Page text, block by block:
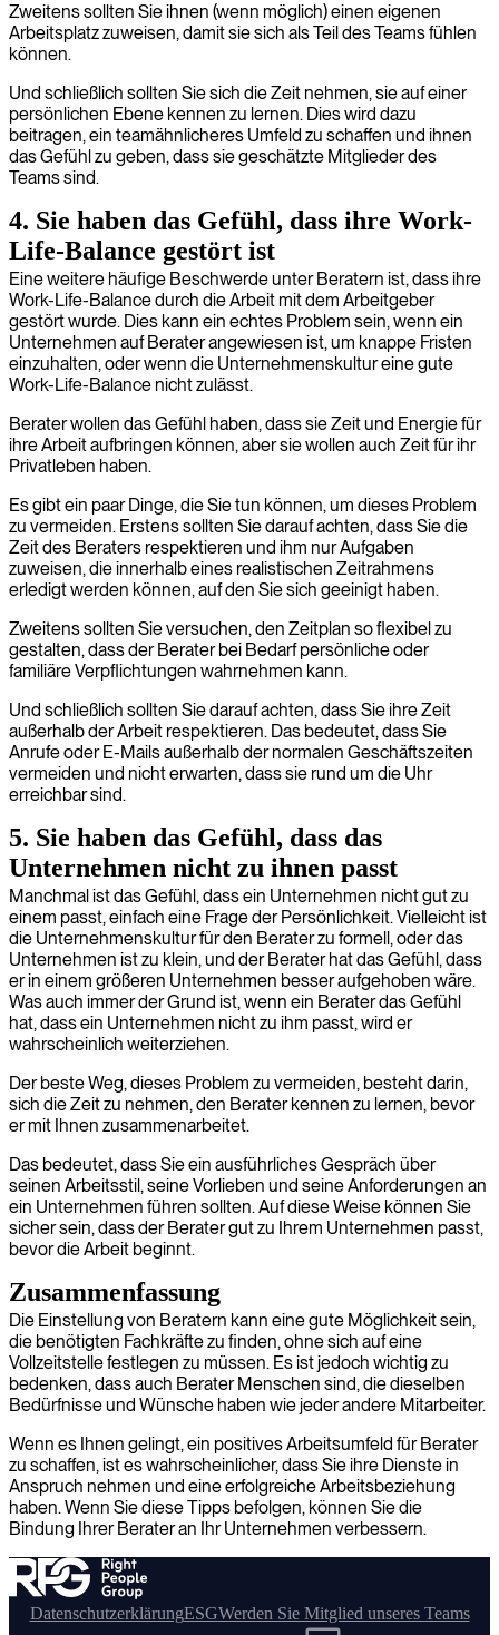
Zweitens sollten Sie ihnen (wenn möglich) einen eigenen
Arbeitsplatz zuweisen, damit sie sich als Teil des Teams fühlen
können.
Und schließlich sollten Sie sich die Zeit nehmen, sie auf einer
persönlichen Ebene kennen zu lernen. Dies wird dazu
beitragen, ein teamähnlicheres Umfeld zu schaffen und ihnen
das Gefühl zu geben, dass sie geschätzte Mitglieder des
Teams sind.
4. Sie haben das Gefühl, dass ihre Work-
Life-Balance gestört ist
Eine weitere häufige Beschwerde unter Beratern ist, dass ihre
Work-Life-Balance durch die Arbeit mit dem Arbeitgeber
gestört wurde. Dies kann ein echtes Problem sein, wenn ein
Unternehmen auf Berater angewiesen ist, um knappe Fristen
einzuhalten, oder wenn die Unternehmenskultur eine gute
Work-Life-Balance nicht zulässt.
Berater wollen das Gefühl haben, dass sie Zeit und Energie für
ihre Arbeit aufbringen können, aber sie wollen auch Zeit für ihr
Privatleben haben.
Es gibt ein paar Dinge, die Sie tun können, um dieses Problem
zu vermeiden. Erstens sollten Sie darauf achten, dass Sie die
Zeit des Beraters respektieren und ihm nur Aufgaben
zuweisen, die innerhalb eines realistischen Zeitrahmens
erledigt werden können, auf den Sie sich geeinigt haben.
Zweitens sollten Sie versuchen, den Zeitplan so flexibel zu
gestalten, dass der Berater bei Bedarf persönliche oder
familiäre Verpflichtungen wahrnehmen kann.
Und schließlich sollten Sie darauf achten, dass Sie ihre Zeit
außerhalb der Arbeit respektieren. Das bedeutet, dass Sie
Anrufe oder E-Mails außerhalb der normalen Geschäftszeiten
vermeiden und nicht erwarten, dass sie rund um die Uhr
erreichbar sind.
5. Sie haben das Gefühl, dass das
Unternehmen nicht zu ihnen passt
Manchmal ist das Gefühl, dass ein Unternehmen nicht gut zu
einem passt, einfach eine Frage der Persönlichkeit. Vielleicht ist
die Unternehmenskultur für den Berater zu formell, oder das
Unternehmen ist zu klein, und der Berater hat das Gefühl, dass
er in einem größeren Unternehmen besser aufgehoben wäre.
Was auch immer der Grund ist, wenn ein Berater das Gefühl
hat, dass ein Unternehmen nicht zu ihm passt, wird er
wahrscheinlich weiterziehen.
Der beste Weg, dieses Problem zu vermeiden, besteht darin,
sich die Zeit zu nehmen, den Berater kennen zu lernen, bevor
er mit Ihnen zusammenarbeitet.
Das bedeutet, dass Sie ein ausführliches Gespräch über
seinen Arbeitsstil, seine Vorlieben und seine Anforderungen an
ein Unternehmen führen sollten. Auf diese Weise können Sie
sicher sein, dass der Berater gut zu Ihrem Unternehmen passt,
bevor die Arbeit beginnt.
Zusammenfassung
Die Einstellung von Beratern kann eine gute Möglichkeit sein,
die benötigten Fachkräfte zu finden, ohne sich auf eine
Vollzeitstelle festlegen zu müssen. Es ist jedoch wichtig zu
bedenken, dass auch Berater Menschen sind, die dieselben
Bedürfnisse und Wünsche haben wie jeder andere Mitarbeiter.
Wenn es Ihnen gelingt, ein positives Arbeitsumfeld für Berater
zu schaffen, ist es wahrscheinlicher, dass Sie ihre Dienste in
Anspruch nehmen und eine erfolgreiche Arbeitsbeziehung
haben. Wenn Sie diese Tipps befolgen, können Sie die
Bindung Ihrer Berater an Ihr Unternehmen verbessern.
DatenschutzerklärungESGWerden Sie Mitglied unseres Teams